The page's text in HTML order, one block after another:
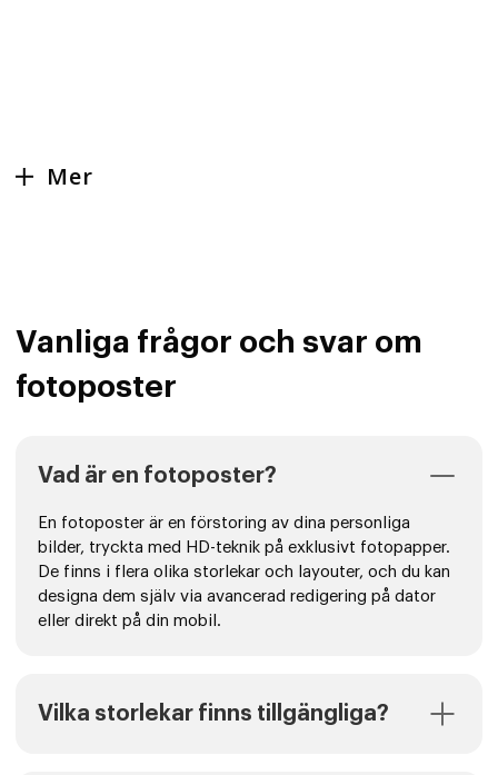
Mer
Vanliga frågor och svar om
fotoposter
Vad är en fotoposter?
En fotoposter är en förstoring av dina personliga
bilder, tryckta med HD-teknik på exklusivt fotopapper.
De finns i flera olika storlekar och layouter, och du kan
designa dem själv via avancerad redigering på dator
eller direkt på din mobil.
Vilka storlekar finns tillgängliga?